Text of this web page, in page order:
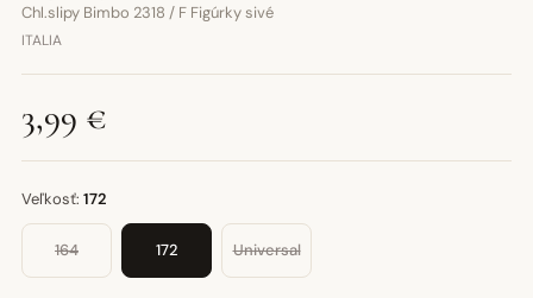
Chl.slipy Bimbo 2318 / F Figúrky sivé
ITALIA
3,99 €
Veľkosť: 172
164 172 Universal